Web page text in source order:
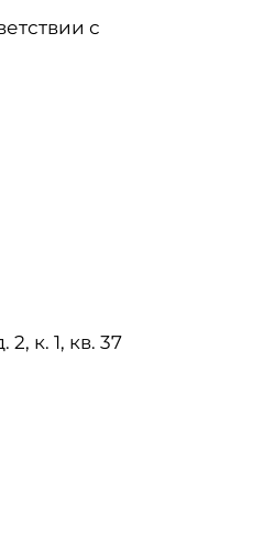
с
к. 1, кв. 37